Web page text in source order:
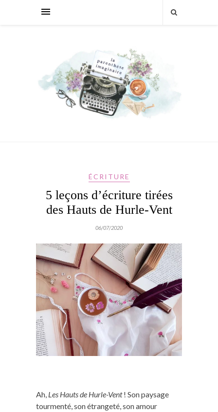
ÉCRITURE
5 leçons d’écriture tirées
des Hauts de Hurle-Vent
06/07/2020
Ah, Les Hauts de Hurle-Vent! Son paysage
tourmenté, son étrangeté, son amour